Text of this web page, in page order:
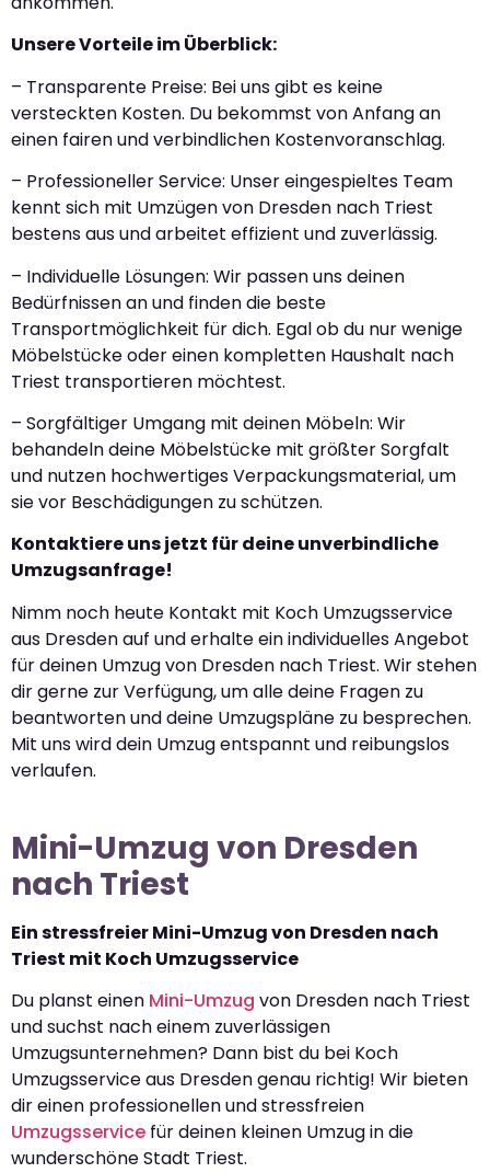
Unsere Vorteile im Überblick:
– Transparente Preise: Bei uns gibt es keine
versteckten Kosten. Du bekommst von Anfang an
einen fairen und verbindlichen Kostenvoranschlag.
– Professioneller Service: Unser eingespieltes Team
kennt sich mit Umzügen von Dresden nach Triest
bestens aus und arbeitet effizient und zuverlässig.
– Individuelle Lösungen: Wir passen uns deinen
Bedürfnissen an und finden die beste
Transportmöglichkeit für dich. Egal ob du nur wenige
Möbelstücke oder einen kompletten Haushalt nach
Triest transportieren möchtest.
– Sorgfältiger Umgang mit deinen Möbeln: Wir
behandeln deine Möbelstücke mit größter Sorgfalt
und nutzen hochwertiges Verpackungsmaterial, um
sie vor Beschädigungen zu schützen.
Kontaktiere uns jetzt für deine unverbindliche
Umzugsanfrage!
Nimm noch heute Kontakt mit Koch Umzugsservice
aus Dresden auf und erhalte ein individuelles Angebot
für deinen Umzug von Dresden nach Triest. Wir stehen
dir gerne zur Verfügung, um alle deine Fragen zu
beantworten und deine Umzugspläne zu besprechen.
Mit uns wird dein Umzug entspannt und reibungslos
verlaufen.
Mini-Umzug von Dresden
nach Triest
Ein stressfreier Mini-Umzug von Dresden nach
Triest mit Koch Umzugsservice
Du planst einen Mini-Umzug von Dresden nach Triest
und suchst nach einem zuverlässigen
Umzugsunternehmen? Dann bist du bei Koch
Umzugsservice aus Dresden genau richtig! Wir bieten
dir einen professionellen und stressfreien
Umzugsservice für deinen kleinen Umzug in die
wunderschöne Stadt Triest.